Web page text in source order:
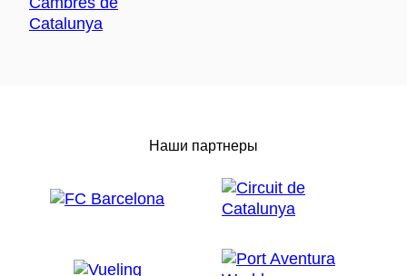
Наши партнеры